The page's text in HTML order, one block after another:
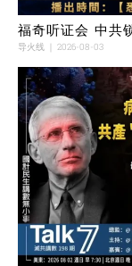
福奇听证会 中共
导火线 2026-08-03